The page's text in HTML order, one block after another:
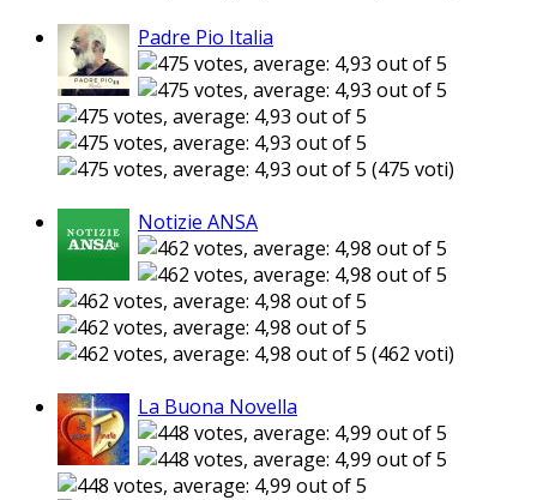
Padre Pio Italia
(475 voti)
Notizie ANSA
(462 voti)
La Buona Novella